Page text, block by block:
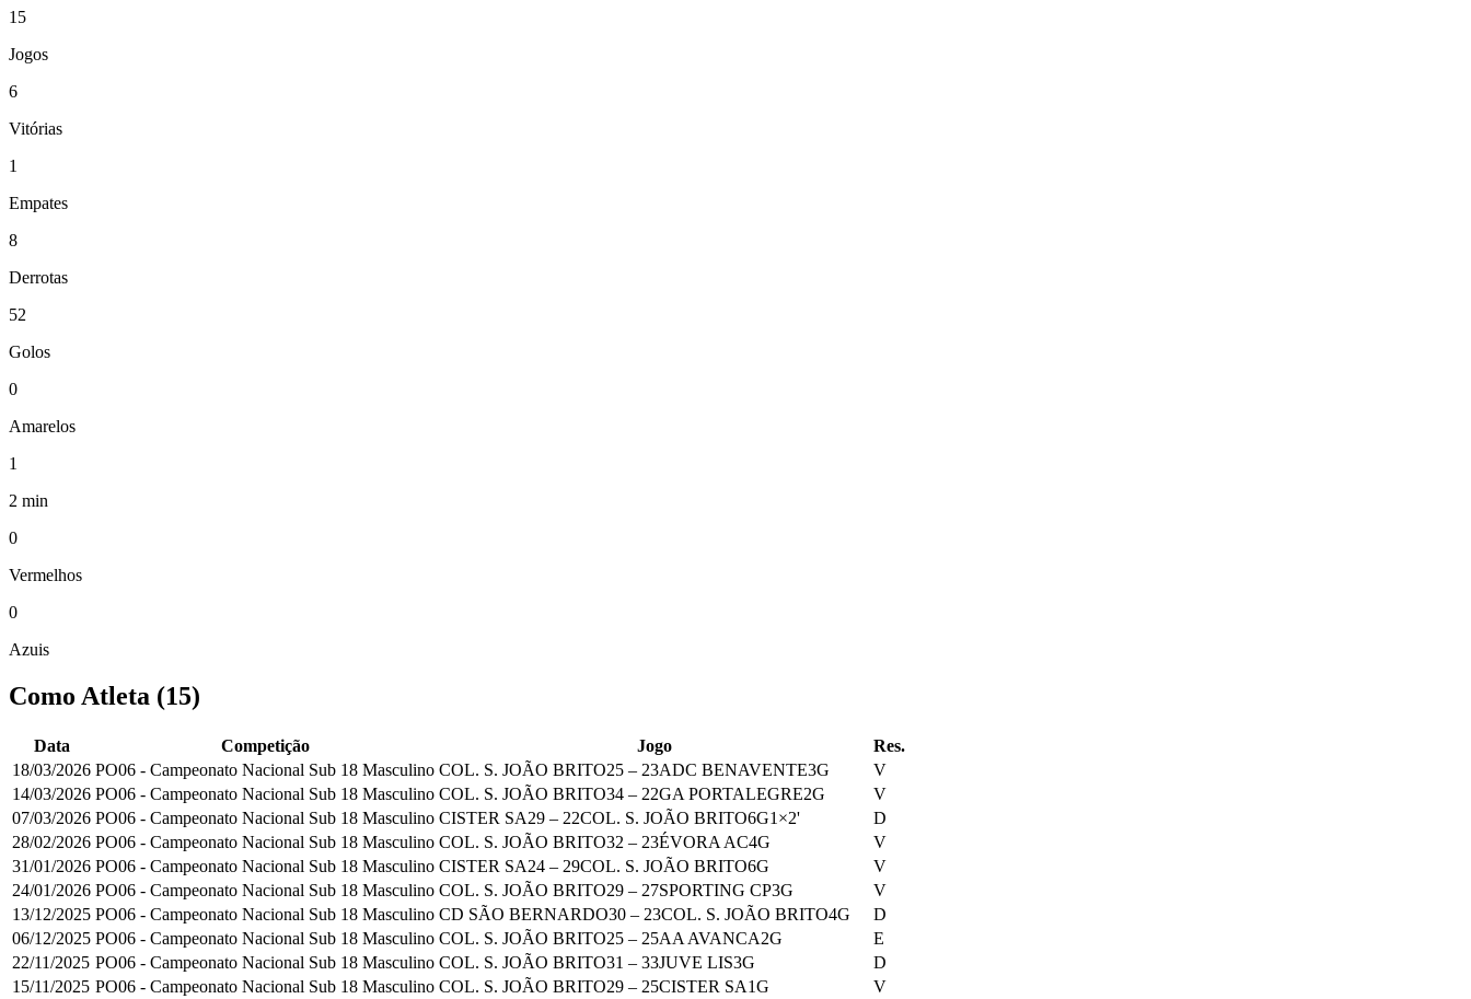
15
Jogos
6
Vitórias
1
Empates
8
Derrotas
52
Golos
0
Amarelos
1
2 min
0
Vermelhos
0
Azuis
Como Atleta (15)
Data Competição Jogo
Res.
18/03/2026 PO06 - Campeonato Nacional Sub 18 Masculino COL. S. JOÃO BRITO25 – 23ADC BENAVENTE3G
V
14/03/2026 PO06 - Campeonato Nacional Sub 18 Masculino COL. S. JOÃO BRITO34 – 22GA PORTALEGRE2G
V
07/03/2026 PO06 - Campeonato Nacional Sub 18 Masculino CISTER SA29 – 22COL. S. JOÃO BRITO6G1 ×2'
D
28/02/2026 PO06 - Campeonato Nacional Sub 18 Masculino COL. S. JOÃO BRITO32 – 23ÉVORA AC4G
V
31/01/2026 PO06 - Campeonato Nacional Sub 18 Masculino CISTER SA24 – 29COL. S. JOÃO BRITO6G
V
24/01/2026 PO06 - Campeonato Nacional Sub 18 Masculino COL. S. JOÃO BRITO29 – 27SPORTING CP3G
V
13/12/2025 PO06 - Campeonato Nacional Sub 18 Masculino CD SÃO BERNARDO30 – 23COL. S. JOÃO BRITO4G
D
06/12/2025 PO06 - Campeonato Nacional Sub 18 Masculino COL. S. JOÃO BRITO25 – 25AA AVANCA2G
E
22/11/2025 PO06 - Campeonato Nacional Sub 18 Masculino COL. S. JOÃO BRITO31 – 33JUVE LIS3G
D
15/11/2025 PO06 - Campeonato Nacional Sub 18 Masculino COL. S. JOÃO BRITO29 – 25CISTER SA1G
V